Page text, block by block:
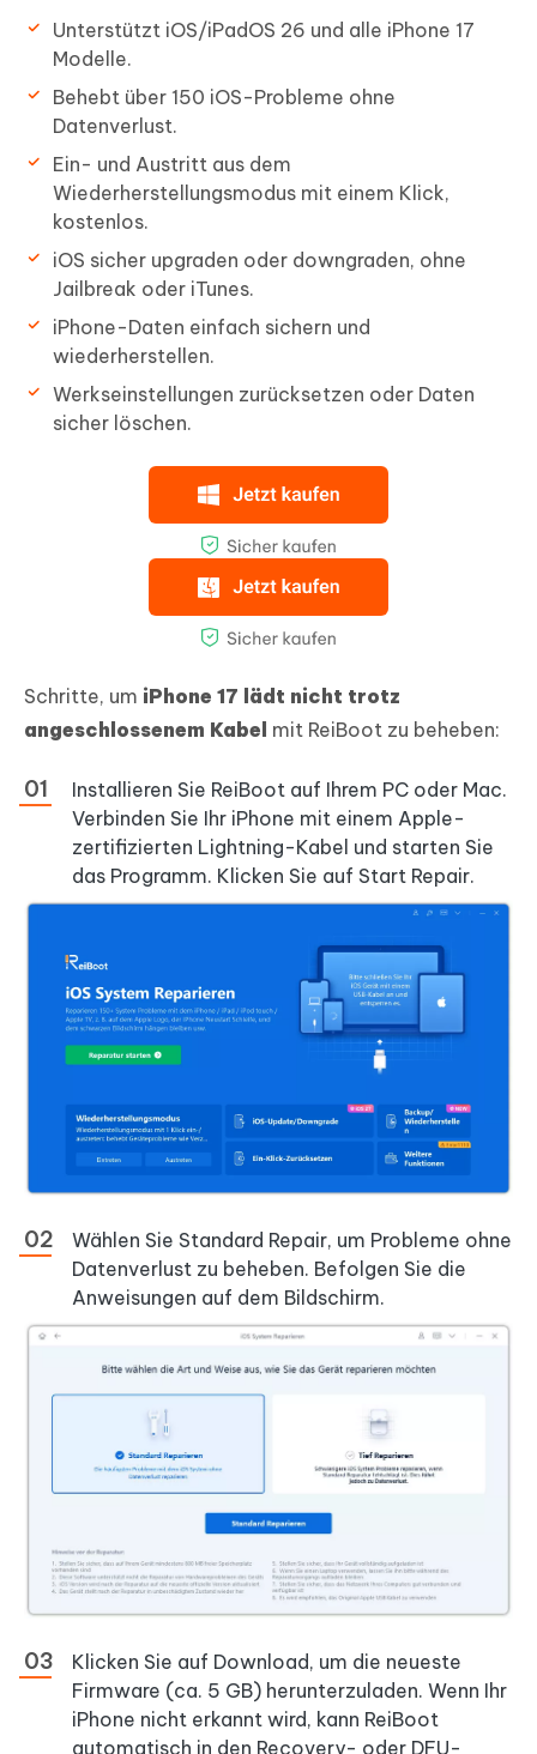
Unterstützt iOS/iPadOS 26 und alle iPhone 17
Modelle.
Behebt über 150 iOS-Probleme ohne
Datenverlust.
Ein- und Austritt aus dem
Wiederherstellungsmodus mit einem Klick,
kostenlos.
iOS sicher upgraden oder downgraden, ohne
Jailbreak oder iTunes.
iPhone-Daten einfach sichern und
wiederherstellen.
Werkseinstellungen zurücksetzen oder Daten
sicher löschen.
Schritte, um iPhone 17 lädt nicht trotz
angeschlossenem Kabel mit ReiBoot zu beheben:
Installieren Sie ReiBoot auf Ihrem PC oder Mac.
Verbinden Sie Ihr iPhone mit einem Apple-
zertifizierten Lightning-Kabel und starten Sie
das Programm. Klicken Sie auf Start Repair.
Wählen Sie Standard Repair, um Probleme ohne
Datenverlust zu beheben. Befolgen Sie die
Anweisungen auf dem Bildschirm.
Klicken Sie auf Download, um die neueste
Firmware (ca. 5 GB) herunterzuladen. Wenn Ihr
iPhone nicht erkannt wird, kann ReiBoot
automatisch in den Recovery- oder DFU-